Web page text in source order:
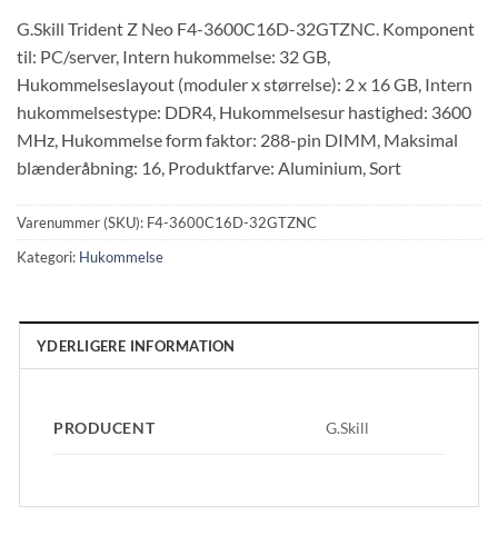
G.Skill Trident Z Neo F4-3600C16D-32GTZNC. Komponent
til: PC/server, Intern hukommelse: 32 GB,
Hukommelseslayout (moduler x størrelse): 2 x 16 GB, Intern
hukommelsestype: DDR4, Hukommelsesur hastighed: 3600
MHz, Hukommelse form faktor: 288-pin DIMM, Maksimal
blænderåbning: 16, Produktfarve: Aluminium, Sort
Varenummer (SKU): F4-3600C16D-32GTZNC
Kategori: Hukommelse
YDERLIGERE INFORMATION
PRODUCENT G.Skill